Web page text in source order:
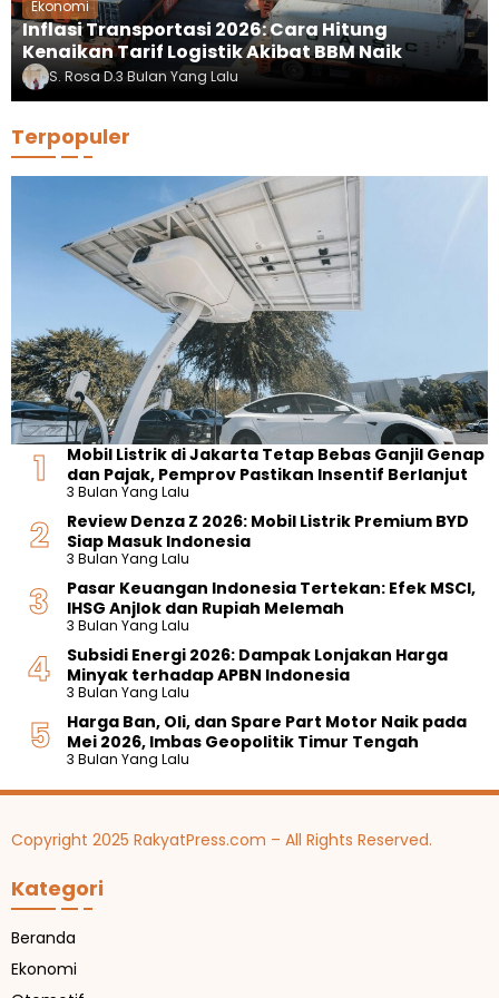
Ekonomi
Inflasi Transportasi 2026: Cara Hitung
Kenaikan Tarif Logistik Akibat BBM Naik
S. Rosa D.3 Bulan Yang Lalu
Terpopuler
Mobil Listrik di Jakarta Tetap Bebas Ganjil Genap
dan Pajak, Pemprov Pastikan Insentif Berlanjut
3 Bulan Yang Lalu
Review Denza Z 2026: Mobil Listrik Premium BYD
Siap Masuk Indonesia
3 Bulan Yang Lalu
Pasar Keuangan Indonesia Tertekan: Efek MSCI,
IHSG Anjlok dan Rupiah Melemah
3 Bulan Yang Lalu
Subsidi Energi 2026: Dampak Lonjakan Harga
Minyak terhadap APBN Indonesia
3 Bulan Yang Lalu
Harga Ban, Oli, dan Spare Part Motor Naik pada
Mei 2026, Imbas Geopolitik Timur Tengah
3 Bulan Yang Lalu
Copyright 2025 RakyatPress.com – All Rights Reserved.
Kategori
Beranda
Ekonomi